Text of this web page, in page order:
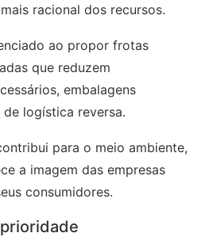
racional dos recursos.
ao propor frotas
que reduzem
embalagens
logística reversa.
para o meio ambiente,
a imagem das empresas
consumidores.